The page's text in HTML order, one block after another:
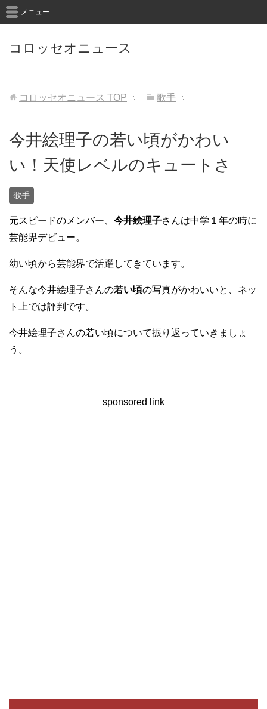
コロッセオニュース
メニュー
コロッセオニュース TOP 歌手
今井絵理子の若い頃がかわい
い！天使レベルのキュートさ
歌手
元スピードのメンバー、 今井絵理子さんは中学１年の時に
芸能界デビュー。
幼い頃から芸能界で活躍してきています。
そんな今井絵理子さんの若い頃の写真がかわいいと、ネッ
ト上では評判です。
今井絵理子さんの若い頃について振り返っていきましょ
う。
sponsored link